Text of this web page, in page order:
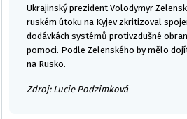
Ukrajinský prezident Volodymyr
ruském útoku na Kyjev zkritizoval
dodávkách systémů protivzdušné
pomoci. Podle Zelenského by mělo
na Rusko.
Zdroj: Lucie Podzimková